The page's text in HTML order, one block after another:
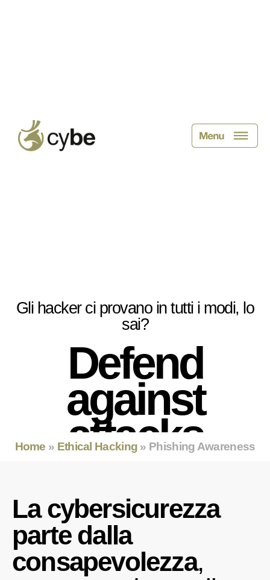
Gli hacker ci provano in tutti i modi, lo
sai?
Defend
against
attacks
Home » Ethical Hacking » Phishing Awareness
La cybersicurezza
parte dalla
consapevolezza,